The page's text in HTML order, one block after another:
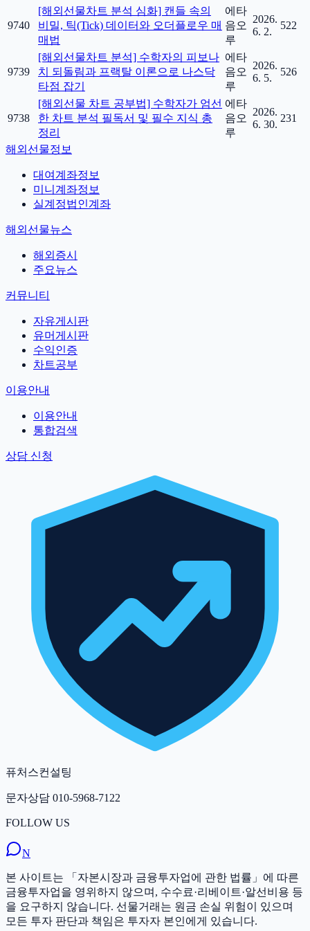
9740
[해외선물차트 분석 심화] 캔들 속의
비밀, 틱(Tick) 데이터와 오더플로우 매
매법
에타
음오
루
2026.
6. 2.
522
9739
[해외선물차트 분석] 수학자의 피보나
치 되돌림과 프랙탈 이론으로 나스닥
타점 잡기
에타
음오
루
2026.
6. 5.
526
9738
[해외선물 차트 공부법] 수학자가 엄선
한 차트 분석 필독서 및 필수 지식 총
정리
에타
음오
루
2026.
6. 30.
231
해외선물정보
대여계좌정보
미니계좌정보
실계정법인계좌
해외선물뉴스
해외증시
주요뉴스
커뮤니티
자유게시판
유머게시판
수익인증
차트공부
이용안내
이용안내
통합검색
상담 신청
퓨처스컨설팅
문자상담 010-5968-7122
FOLLOW US
N
본 사이트는 「자본시장과 금융투자업에 관한 법률」에 따른
금융투자업을 영위하지 않으며, 수수료·리베이트·알선비용 등
을 요구하지 않습니다. 선물거래는 원금 손실 위험이 있으며
모든 투자 판단과 책임은 투자자 본인에게 있습니다.